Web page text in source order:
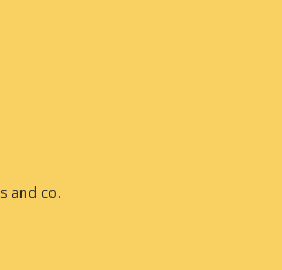
and co.